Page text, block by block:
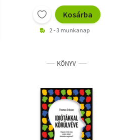
Kosárba
2 - 3 munkanap
KÖNYV